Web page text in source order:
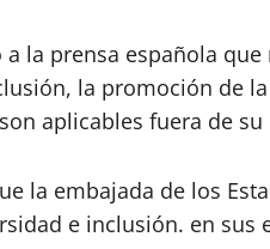
la prensa española
la promoción de
aplicables fuera de su
la embajada de los
e inclusión. en sus